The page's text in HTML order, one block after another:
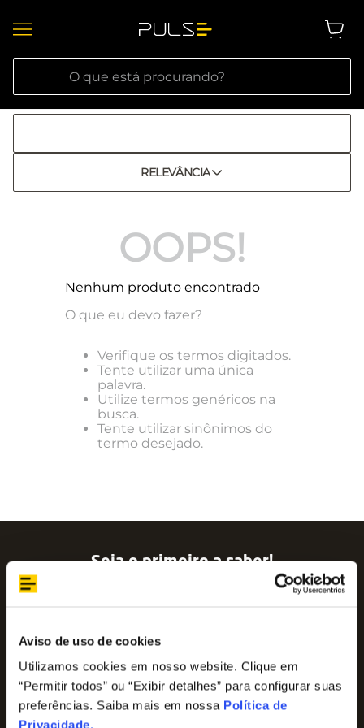
Aviso de uso de cookies
Utilizamos cookies em nosso website. Clique em
“Permitir todos” ou “Exibir detalhes” para configurar suas
preferências. Saiba mais em nossa Política de
Privacidade.
O que está procurando?
RELEVÂNCIA
OOPS!
Nenhum produto encontrado
O que eu devo fazer?
Verifique os termos digitados.
Tente utilizar uma única
palavra.
Utilize termos genéricos na
busca.
Tente utilizar sinônimos do
termo desejado.
Seja o primeiro a saber!
Assine nossa newsletter para ficar por dentro
das últimas tendências e aproveite promoções
Nome
E-mail